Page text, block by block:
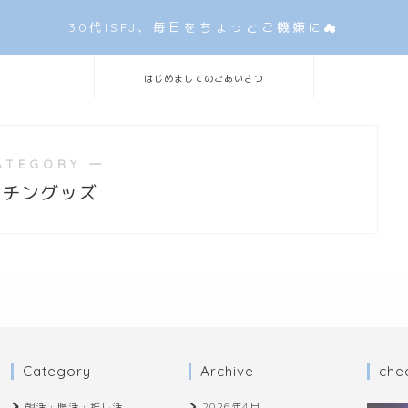
30代ISFJ、毎日をちょっとご機嫌に☁
はじめましてのごあいさつ
―
ングッズ
Category Archive